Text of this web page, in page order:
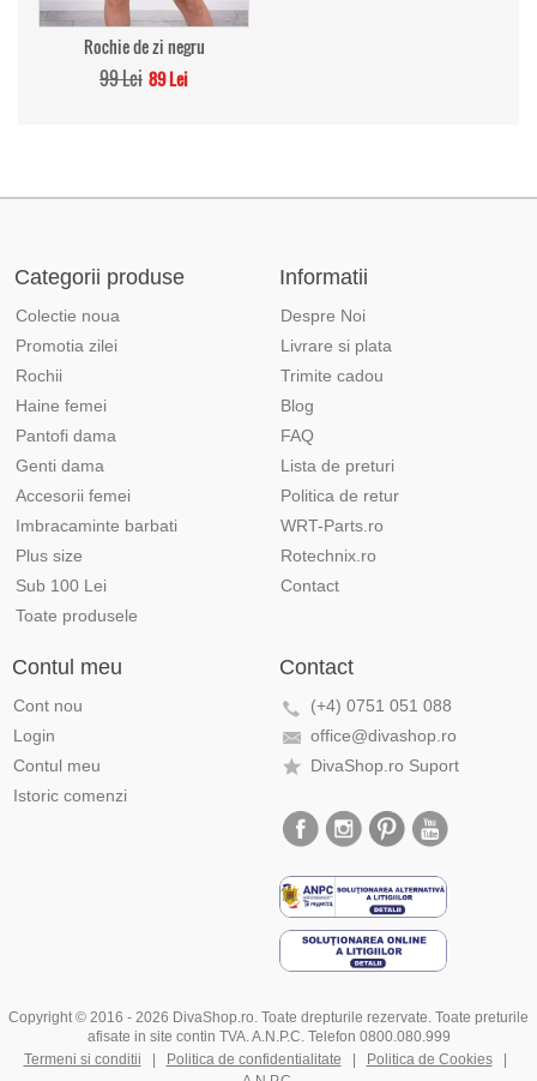
Rochie de zi negru
99 Lei 89 Lei
Categorii produse
Colectie noua
Promotia zilei
Rochii
Haine femei
Pantofi dama
Genti dama
Accesorii femei
Imbracaminte barbati
Plus size
Sub 100 Lei
Toate produsele
Informatii
Despre Noi
Livrare si plata
Trimite cadou
Blog
FAQ
Lista de preturi
Politica de retur
WRT-Parts.ro
Rotechnix.ro
Contact
Contul meu
Cont nou
Login
Contul meu
Istoric comenzi
Contact
(+4) 0751 051 088
office@divashop.ro
DivaShop.ro Suport
Copyright © 2016 - 2026 DivaShop.ro. Toate drepturile rezervate. Toate preturile
afisate in site contin TVA. A.N.P.C. Telefon 0800.080.999
Termeni si conditii
Politica de confidentialitate Politica de Cookies